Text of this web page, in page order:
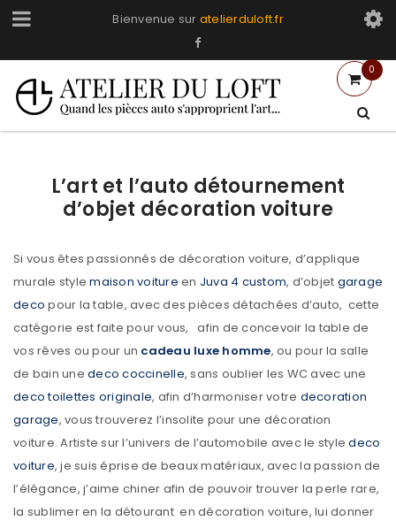
Bienvenue sur atelierduloft.fr
0
L’art et l’auto détournement
d’objet décoration voiture
Si vous êtes passionnés de décoration voiture, d’applique
murale stylemaison voiture en Juva 4 custom, d’objet garage
deco pour la table, avec des pièces détachées d’auto, cette
catégorie est faite pour vous, afin de concevoir la table de
vos rêves ou pour un cadeau luxe homme, ou pour la salle
de bain une deco coccinelle, sans oublier les WC avec une
deco toilettes originale, afin d’harmoniser votre decoration
garage, vous trouverez l’insolite pour une décoration
voiture. Artiste sur l’univers de l’automobile avec le styledeco
voiture, je suis éprise de beaux matériaux, avec la passion de
l’élégance, j’aime chiner afin de pouvoir trouver la perle rare,
la sublimer en la détourant en décoration voiture, lui donner